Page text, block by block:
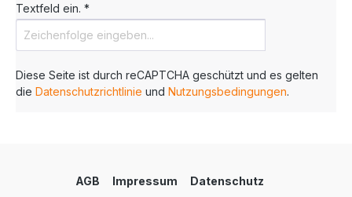
Textfeld ein. *
Diese Seite ist durch reCAPTCHA geschützt und es gelten
die Datenschutzrichtlinie und Nutzungsbedingungen.
AGB Impressum
Datenschutz